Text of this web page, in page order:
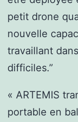
petit drone
nouvelle
travaillant
difficiles.”
« ARTEMIS
portable en